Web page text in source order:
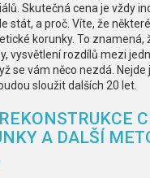
Skutečná cena je vždy
stát, a proč. Víte, že
korunky. To
vysvětlení rozdílů mezi
se vám něco nezdá.
sloužit dalších 20 let.
A DALŠÍ